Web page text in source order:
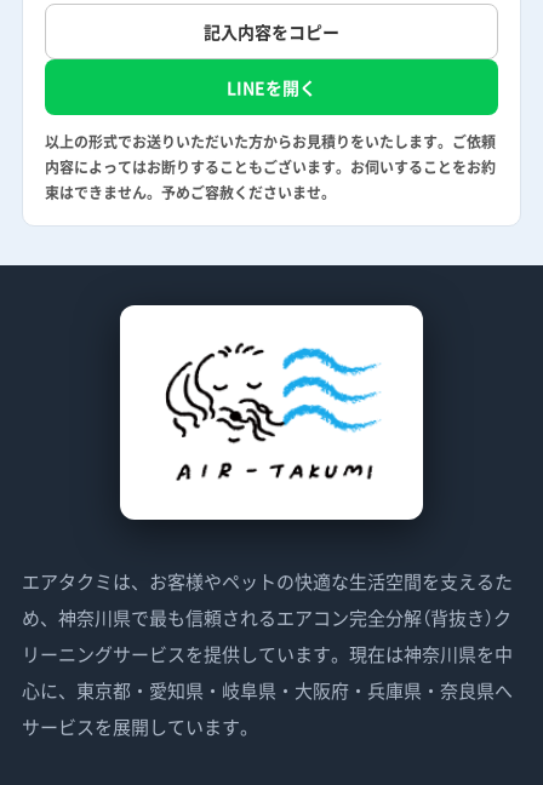
記入内容をコピー
LINEを開く
以上の形式でお送りいただいた方からお見積りをいたします。ご依頼
内容によってはお断りすることもございます。お伺いすることをお約
束はできません。予めご容赦くださいませ。
エアタクミは、お客様やペットの快適な生活空間を支えるた
め、神奈川県で最も信頼されるエアコン完全分解（背抜き）ク
リーニングサービスを提供しています。現在は神奈川県を中
心に、東京都・愛知県・岐阜県・大阪府・兵庫県・奈良県へ
サービスを展開しています。